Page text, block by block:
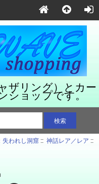
ザリング）とカー
ショップです。
失われし洞窟:: 神話レア／レア ::